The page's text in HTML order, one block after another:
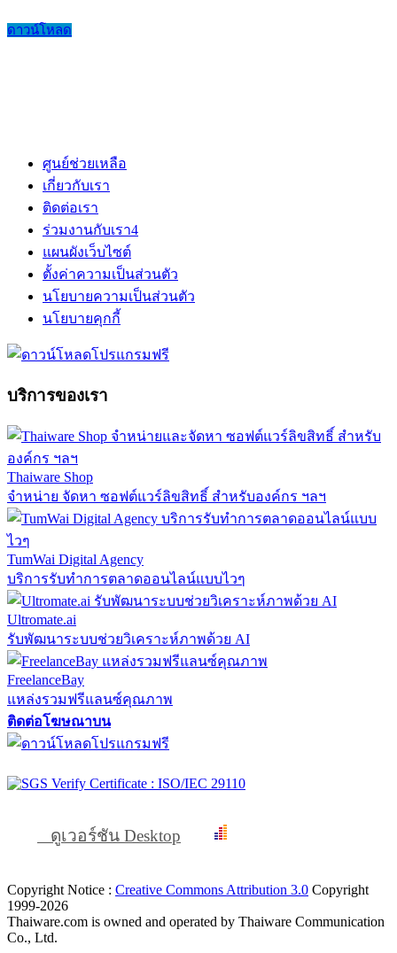
ดาวน์โหลด
ศูนย์ช่วยเหลือ
เกี่ยวกับเรา
ติดต่อเรา
ร่วมงานกับเรา4
แผนผังเว็บไซต์
ตั้งค่าความเป็นส่วนตัว
นโยบายความเป็นส่วนตัว
นโยบายคุกกี้
บริการของเรา
Thaiware Shop
จำหน่าย จัดหา ซอฟต์แวร์ลิขสิทธิ์ สำหรับองค์กร ฯลฯ
TumWai Digital Agency
บริการรับทำการตลาดออนไลน์แบบไวๆ
Ultromate.ai
รับพัฒนาระบบช่วยวิเคราะห์ภาพด้วย AI
FreelanceBay
แหล่งรวมฟรีแลนซ์คุณภาพ
ติดต่อโฆษณาบน
ดูเวอร์ชัน Desktop
Copyright Notice : Creative Commons Attribution 3.0 Copyright
1999-2026
Thaiware.com is owned and operated by Thaiware Communication
Co., Ltd.